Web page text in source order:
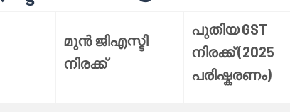
മുൻ ജിഎസ്ടി
നിരക്ക്
പുതിയ GST
നിരക്ക് (2025
പരിഷ്കരണം)